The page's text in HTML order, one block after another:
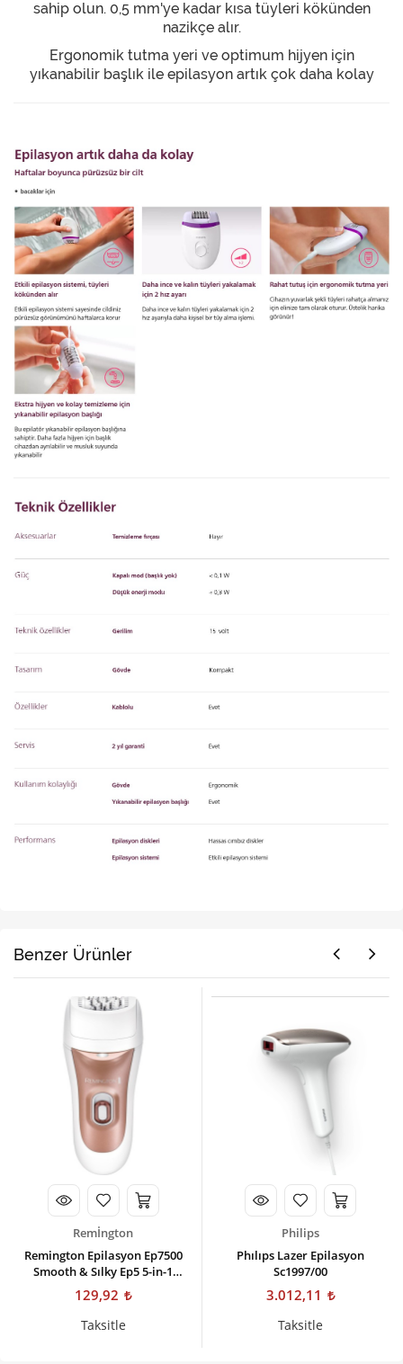
sahip olun. 0,5 mm'ye kadar kısa tüyleri kökünden
nazikçe alır.
Ergonomik tutma yeri ve optimum hijyen için
yıkanabilir başlık ile epilasyon artık çok daha kolay
Benzer Ürünler
Remİngton
Remington Epilasyon Ep7500
Smooth & Sılky Ep5 5-in-1
Epilatör
129,92
Taksitle
Philips
Phılıps Lazer Epilasyon
Sc1997/00
3.012,11
Taksitle